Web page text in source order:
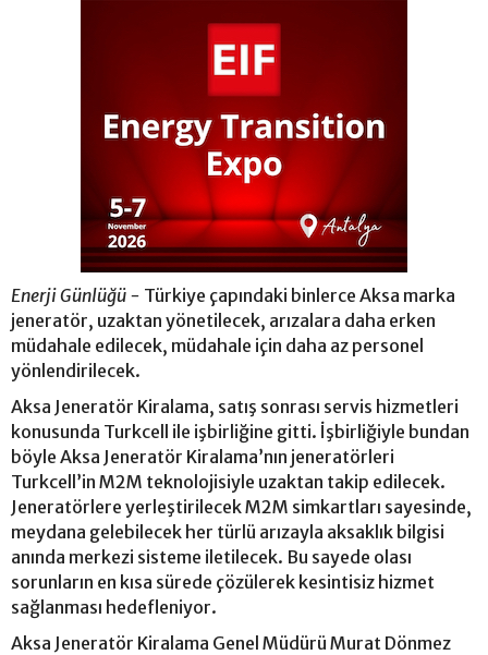
Enerji Günlüğü - Türkiye çapındaki binlerce Aksa marka
jeneratör, uzaktan yönetilecek, arızalara daha erken
müdahale edilecek, müdahale için daha az personel
yönlendirilecek.
Aksa Jeneratör Kiralama, satış sonrası servis hizmetleri
konusunda Turkcell ile işbirliğine gitti. İşbirliğiyle bundan
böyle Aksa Jeneratör Kiralama’nın jeneratörleri
Turkcell’in M2M teknolojisiyle uzaktan takip edilecek.
Jeneratörlere yerleştirilecek M2M simkartları sayesinde,
meydana gelebilecek her türlü arızayla aksaklık bilgisi
anında merkezi sisteme iletilecek. Bu sayede olası
sorunların en kısa sürede çözülerek kesintisiz hizmet
sağlanması hedefleniyor.
Aksa Jeneratör Kiralama Genel Müdürü Murat Dönmez